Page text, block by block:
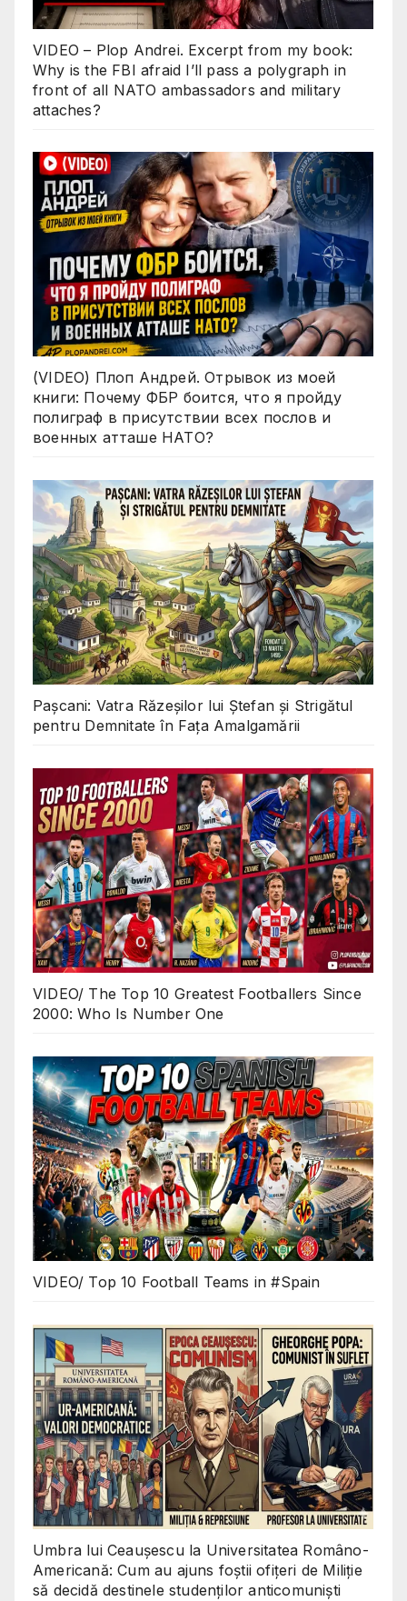
VIDEO – Plop Andrei. Excerpt from my book:
Why is the FBI afraid I’ll pass a polygraph in
front of all NATO ambassadors and military
attaches?
(VIDEO) Плоп Андрей. Отрывок из моей
книги: Почему ФБР боится, что я пройду
полиграф в присутствии всех послов и
военных атташе НАТО?
Pașcani: Vatra Răzeșilor lui Ștefan și Strigătul
pentru Demnitate în Fața Amalgamării
VIDEO/ The Top 10 Greatest Footballers Since
2000: Who Is Number One
VIDEO/ Top 10 Football Teams in #Spain
Umbra lui Ceaușescu la Universitatea Româno-
Americană: Cum au ajuns foștii ofițeri de Miliție
să decidă destinele studenților anticomuniști